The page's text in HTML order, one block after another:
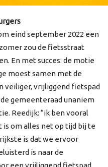
eind september 2022 een
zou de fietsstraat
En met succes: de motie
moest samen met de
veiliger, vrijliggend fietspad
gemeenteraad unaniem
Reedijk: “ik ben vooral
om alles net op tijd bij te
is dat we ervoor
is naar de
een vrijliggend fietspad